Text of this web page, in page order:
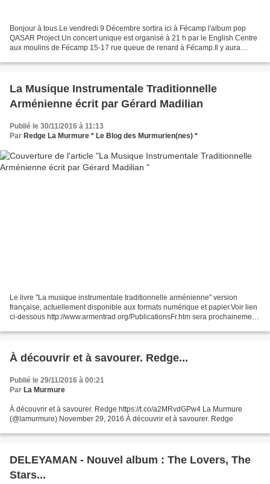
Bonjour à tous.Le vendredi 9 Décembre sortira ici à Fécamp l'album pop
QASAR Project.Un concert unique est organisé à 21 h par le English Centre
aux moulins de Fécamp 15-17 rue queue de renard à Fécamp.Il y aura
La Musique Instrumentale Traditionnelle
Arménienne écrit par Gérard Madilian
Publié le 30/11/2016 à 11:13
Par Redge La Murmure * Le Blog des Murmurien(nes) *
Le livre "La musique instrumentale traditionnelle arménienne" version
française, actuellement disponible aux formats numérique et papier.Voir lien
ci-dessous http://www.armentrad.org/PublicationsFr.htm sera prochainement
À découvrir et à savourer. Redge...
Publié le 29/11/2016 à 00:21
Par La Murmure
À découvrir et à savourer. Redge https://t.co/a2MRvdGPw4 La Murmure
(@lamurmure) November 29, 2016 À découvrir et à savourer. Redge
DELEYAMAN - Nouvel album : The Lovers, The
Stars...